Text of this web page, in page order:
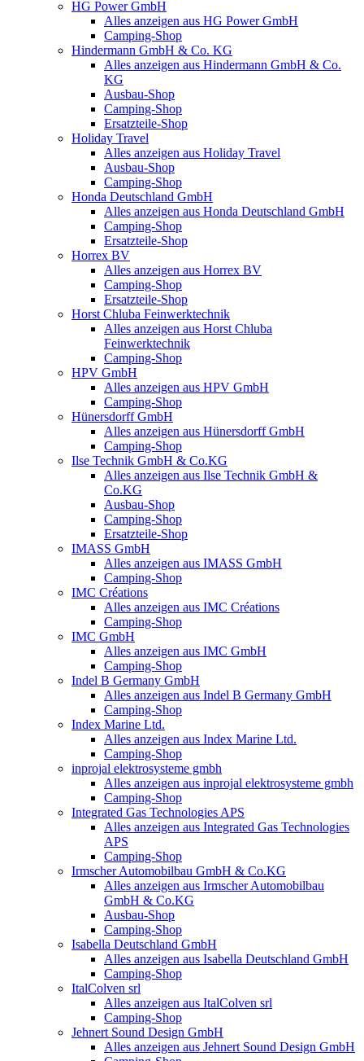
HG Power GmbH
Alles anzeigen aus HG Power GmbH
Camping-Shop
Hindermann GmbH & Co. KG
Alles anzeigen aus Hindermann GmbH & Co.
KG
Ausbau-Shop
Camping-Shop
Ersatzteile-Shop
Holiday Travel
Alles anzeigen aus Holiday Travel
Ausbau-Shop
Camping-Shop
Honda Deutschland GmbH
Alles anzeigen aus Honda Deutschland GmbH
Camping-Shop
Ersatzteile-Shop
Horrex BV
Alles anzeigen aus Horrex BV
Camping-Shop
Ersatzteile-Shop
Horst Chluba Feinwerktechnik
Alles anzeigen aus Horst Chluba
Feinwerktechnik
Camping-Shop
HPV GmbH
Alles anzeigen aus HPV GmbH
Camping-Shop
Hünersdorff GmbH
Alles anzeigen aus Hünersdorff GmbH
Camping-Shop
Ilse Technik GmbH & Co.KG
Alles anzeigen aus Ilse Technik GmbH &
Co.KG
Ausbau-Shop
Camping-Shop
Ersatzteile-Shop
IMASS GmbH
Alles anzeigen aus IMASS GmbH
Camping-Shop
IMC Créations
Alles anzeigen aus IMC Créations
Camping-Shop
IMC GmbH
Alles anzeigen aus IMC GmbH
Camping-Shop
Indel B Germany GmbH
Alles anzeigen aus Indel B Germany GmbH
Camping-Shop
Index Marine Ltd.
Alles anzeigen aus Index Marine Ltd.
Camping-Shop
inprojal elektrosysteme gmbh
Alles anzeigen aus inprojal elektrosysteme gmbh
Camping-Shop
Integrated Gas Technologies APS
Alles anzeigen aus Integrated Gas Technologies
APS
Camping-Shop
Irmscher Automobilbau GmbH & Co.KG
Alles anzeigen aus Irmscher Automobilbau
GmbH & Co.KG
Ausbau-Shop
Camping-Shop
Isabella Deutschland GmbH
Alles anzeigen aus Isabella Deutschland GmbH
Camping-Shop
ItalColven srl
Alles anzeigen aus ItalColven srl
Camping-Shop
Jehnert Sound Design GmbH
Alles anzeigen aus Jehnert Sound Design GmbH